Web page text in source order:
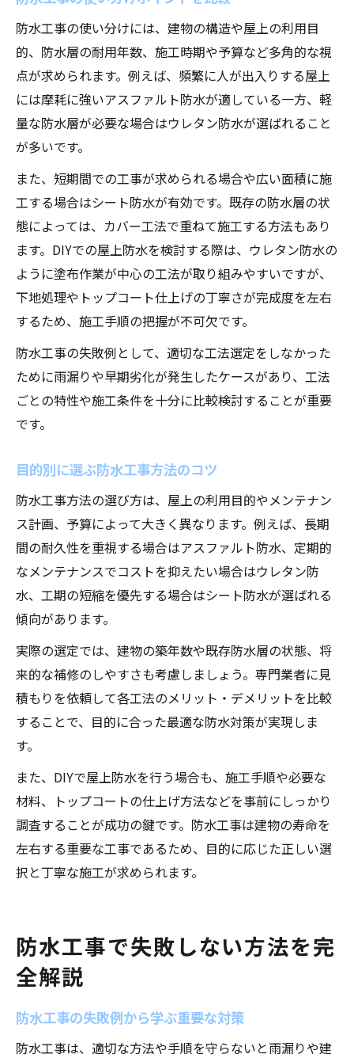
防水工事の使い分けには、建物の構造や屋上の利用目
的、防水層の耐用年数、施工時期や予算など多角的な視
点が求められます。例えば、頻繁に人が出入りする屋上
には摩耗に強いアスファルト防水が適している一方、軽
量な防水層が必要な場合はウレタン防水が選ばれること
が多いです。
また、短期間での工事が求められる場合や広い面積に施
工する場合はシート防水が有効です。既存の防水層の状
態によっては、カバー工法で重ねて施工する方法もあり
ます。DIYでの屋上防水を検討する際は、ウレタン防水の
ように塗布作業が中心の工法が取り組みやすいですが、
下地処理やトップコート仕上げの丁寧さが完成度を左右
するため、施工手順の把握が不可欠です。
防水工事の失敗例として、適切な工法選定をしなかった
ために雨漏りや早期劣化が発生したケースがあり、工法
ごとの特性や施工条件を十分に比較検討することが重要
です。
目的別に選ぶ防水工事方法のコツ
防水工事方法の選び方は、屋上の利用目的やメンテナン
ス計画、予算によって大きく異なります。例えば、長期
間の耐久性を重視する場合はアスファルト防水、定期的
なメンテナンスでコストを抑えたい場合はウレタン防
水、工期の短縮を優先する場合はシート防水が選ばれる
傾向があります。
実際の選定では、建物の築年数や既存防水層の状態、将
来的な補修のしやすさも考慮しましょう。専門業者に見
積もりを依頼して各工法のメリット・デメリットを比較
することで、目的に合った最適な防水対策が実現しま
す。
また、DIYで屋上防水を行う場合も、施工手順や必要な
材料、トップコートの仕上げ方法などを事前にしっかり
調査することが成功の鍵です。防水工事は建物の寿命を
左右する重要な工事であるため、目的に応じた正しい選
択と丁寧な施工が求められます。
防水工事で失敗しない方法を完
全解説
防水工事の失敗例から学ぶ重要な対策
防水工事は、適切な方法や手順を守らないと雨漏りや建